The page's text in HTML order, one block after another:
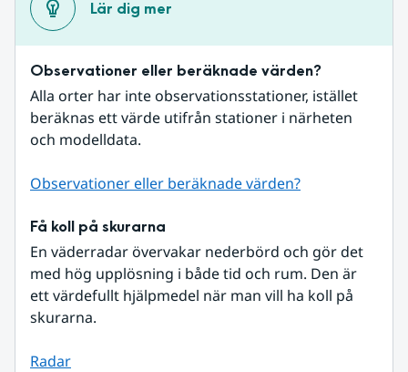
Lär dig mer
Observationer eller beräknade värden?
Alla orter har inte observationsstationer, istället
beräknas ett värde utifrån stationer i närheten
och modelldata.
Observationer eller beräknade värden?
Få koll på skurarna
En väderradar övervakar nederbörd och gör det
med hög upplösning i både tid och rum. Den är
ett värdefullt hjälpmedel när man vill ha koll på
skurarna.
Radar